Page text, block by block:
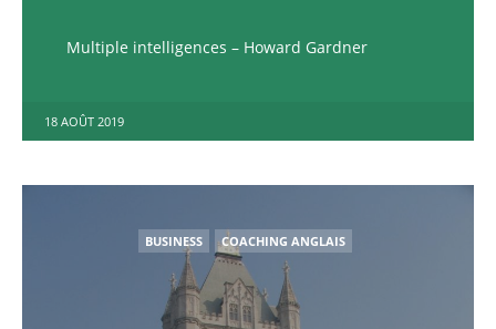
Multiple intelligences – Howard Gardner
18 AOÛT 2019
POSTED
IN
BUSINESS COACHING ANGLAIS